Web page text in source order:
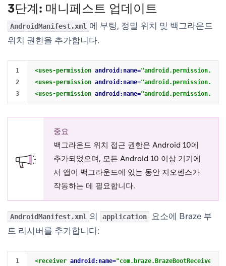
3단계: 매니페스트 업데이트
AndroidManifest.xml 에 부팅, 정밀 위치 및 백그라운드
위치 권한을 추가합니다.
1
2
<uses-permission android:name=
<uses-permission android:name=
<uses-permission android:name=
중요
백그라운드 위치 접근 권한은 Android 10에
추가되었으며, 모든 Android 10 이상 기기에
서 앱이 백그라운드에 있는 동안 지오펜스가
작동하는 데 필요합니다.
AndroidManifest.xml 의 application
요소에 Braze 부
트 리시버를 추가합니다:
1
<receiver android:name="com.braze.BrazeBootReceiver"